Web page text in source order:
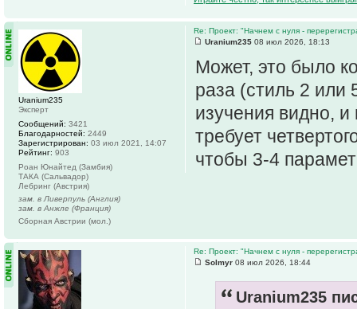
Re: Проект: "Начнем с нуля -
Uranium235 08 июл 2026, 18:13
Может, это было
раза (стиль 2 или
изучения видно,
требует
чтобы 3-4
Uranium235
Эксперт
Сообщений: 3421
Благодарностей: 2449
Зарегистрирован: 03 июл 2021, 14:07
Рейтинг: 903
Роан Юнайтед (Замбия)
ТАКА (Сальвадор)
Лебринг (Австрия)
зам. в Ливерпуль (Англия)
зам. в Анжле (Франция)
Сборная Австрии (мол.)
Re: Проект: "Начнем с нуля -
Solmyr 08 июл 2026, 18:44
Uranium235